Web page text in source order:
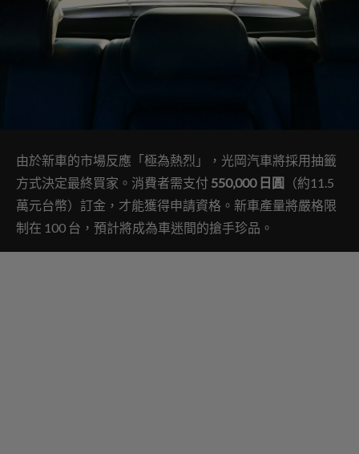
由於新車的市場反應「極為熱烈」，光岡汽車將採用抽籤
方式決定最終買家。消費者需支付 550,000 日圓 （約11.5
萬元台幣）訂金，才能獲得申請資格。新車產量將嚴格限
制在 100 台，預計將成為車迷間的搶手珍品。